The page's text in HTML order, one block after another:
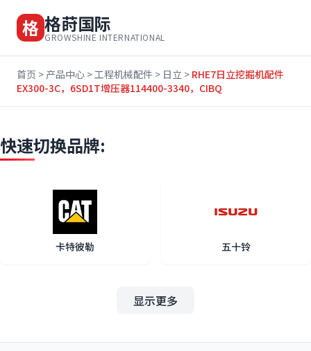
格 格莳国际
GROWSHINE INTERNATIONAL
首页 > 产品中心 >工程机械配件 > 日立 > RHE7日立挖掘机配件
EX300-3C，6SD1T增压器114400-3340，CIBQ
快速切换品牌:
卡特彼勒 五十铃
其他 小松
显示更多